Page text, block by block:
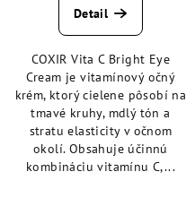
produktu
z
5
hviezdičiek.
Detail
COXIR Vita C Bright Eye
Cream je vitamínový očný
krém, ktorý cielene pôsobí na
tmavé kruhy, mdlý tón a
stratu elasticity v očnom
okolí. Obsahuje účinnú
kombináciu vitamínu C,...